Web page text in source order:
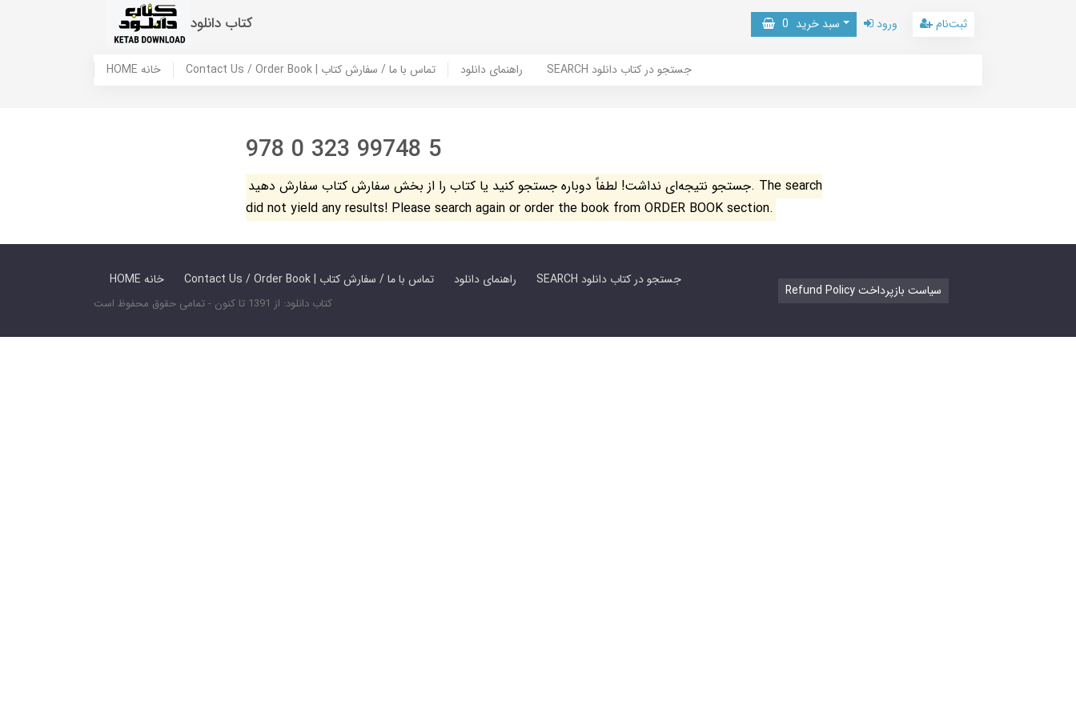
کتاب دانلود سبد خرید 0 ورود ثبت‌نام
HOME خانه Contact Us / Order Book | تماس با ما / سفارش کتاب راهنمای دانلود SEARCH جستجو در کتاب دانلود
978 0 323 99748 5
جستجو نتیجه‌ای نداشت! لطفاً دوباره جستجو کنید یا کتاب را از بخش سفارش کتاب سفارش دهید. The search
did not yield any results! Please search again or order the book from ORDER BOOK section.
HOME خانه Contact Us / Order Book | تماس با ما / سفارش کتاب راهنمای دانلود SEARCH جستجو در کتاب دانلود
کتاب دانلود: از 1391 تا کنون - تمامی حقوق محفوظ است
Refund Policy سیاست بازپرداخت